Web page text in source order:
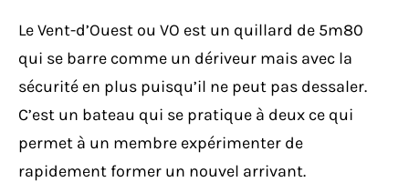
Le Vent-d’Ouest ou VO est un quillard de 5m80
qui se barre comme un dériveur mais avec la
sécurité en plus puisqu’il ne peut pas dessaler.
C’est un bateau qui se pratique à deux ce qui
permet à un membre expérimenter de
rapidement former un nouvel arrivant.